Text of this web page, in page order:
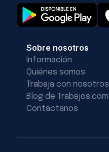
Sobre nosotros
Información
Quiénes somos
Trabaja con nosotros
Blog de Trabajos.com
Contáctanos